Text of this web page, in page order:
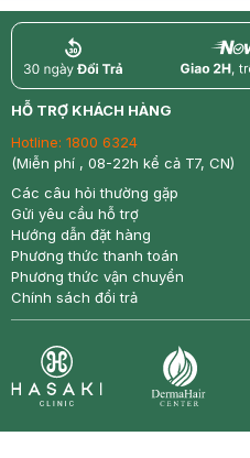
return nowfree
HỖ TRỢ KHÁCH HÀNG
Hotline: 1800 6324
(Miễn phí , 08-22h kể cả T7, CN)
Các câu hỏi thường gặp
Gửi yêu cầu hỗ trợ
Hướng dẫn đặt hàng
Phương thức thanh toán
Phương thức vận chuyển
Chính sách đổi trả